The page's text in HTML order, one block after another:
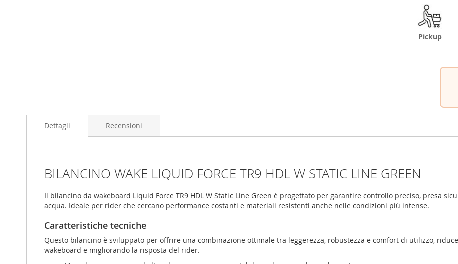
Pickup
beginning
Dettagli
BILANCINO WAKE LIQUID FORCE TR9 HDL W STATIC LINE GREEN
Il bilancino da wakeboard Liquid Force TR9 HDL W Static Line Green è progettato per garantire controllo preciso, presa
acqua. Ideale per rider che cercano performance costanti e materiali resistenti anche nelle condizioni più intense.
Caratteristiche tecniche
Questo bilancino è sviluppato per offrire una combinazione ottimale tra leggerezza, robustezza e comfort di utilizzo,
wakeboard e migliorando la risposta del rider.
Recensioni